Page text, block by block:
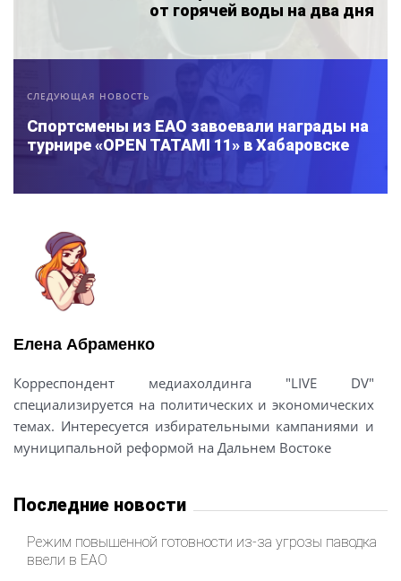
от горячей воды на два дня
СЛЕДУЮЩАЯ НОВОСТЬ
Спортсмены из ЕАО завоевали награды на
турнире «OPEN TATAMI 11» в Хабаровске
Елена Абраменко
Корреспондент медиахолдинга "LIVE DV"
специализируется на политических и экономических
темах. Интересуется избирательными кампаниями и
муниципальной реформой на Дальнем Востоке
Последние новости
Режим повышенной готовности из-за угрозы паводка
ввели в ЕАО